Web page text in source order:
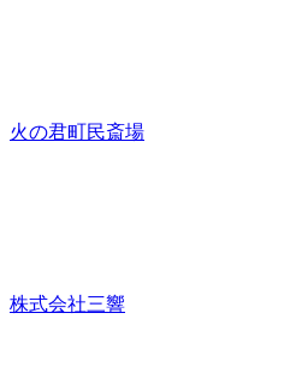
火の君町民斎場
株式会社三響